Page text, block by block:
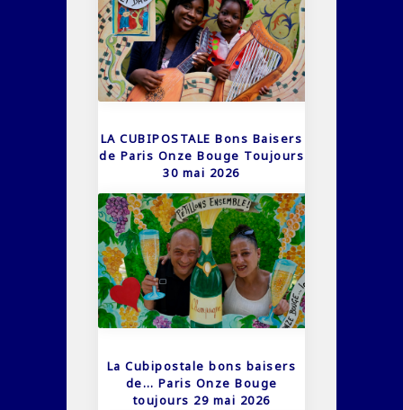
LA CUBIPOSTALE Bons Baisers
de Paris Onze Bouge Toujours
30 mai 2026
La Cubipostale bons baisers
de… Paris Onze Bouge
toujours 29 mai 2026